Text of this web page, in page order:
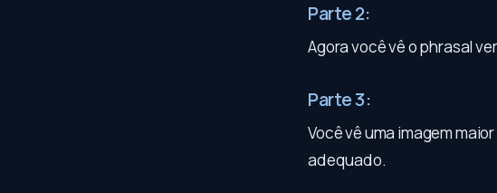
Parte 2:
Agora você vê o phrasal
Parte 3:
Você vê uma imagem
adequado.